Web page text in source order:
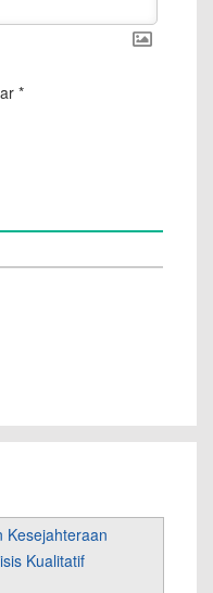
*
Kesejahteraan
Kualitatif